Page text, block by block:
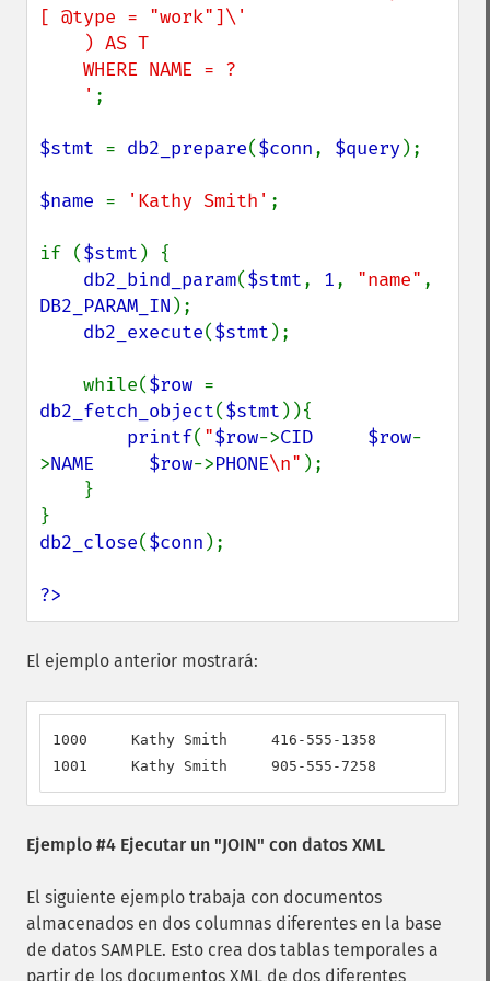
[ @type = "work"]\'
    '
;
$stmt = db2_prepare($conn, $query);
$name = 'Kathy Smith' ;
if ($stmt ) {
db2_bind_param($stmt, 1, "name"
DB2_PARAM_IN );
db2_execute($stmt );
    while(
$row
db2_fetch_object($stmt )){
printf( "$row->CID $row-
>NAME $row->PHONE\n" );
db2_close($conn );
?>
El ejemplo anterior mostrará:
1000     Kathy Smith     416-555-1358
1001     Kathy Smith     905-555-7258
Ejemplo #4 Ejecutar un "JOIN" con datos XML
El siguiente ejemplo trabaja con documentos
almacenados en dos columnas diferentes en la base
de datos SAMPLE. Esto crea dos tablas temporales a
partir de los documentos XML de dos diferentes